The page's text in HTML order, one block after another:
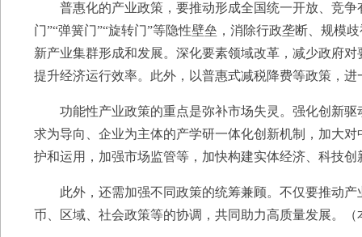
普惠化的产业政策，要推动形成全国统一开放、竞争
门”“弹簧门”“旋转门”等隐性壁垒，消除行政垄断、规模
新产业集群形成和发展。深化要素领域改革，减少政府
提升经济运行效率。此外，以普惠式减税降费等政策，进
功能性产业政策的重点是弥补市场失灵。强化创新驱
求为导向、企业为主体的产学研一体化创新机制，加大
护和运用，加强市场监管等，加快构建实体经济、科技
此外，还需加强不同政策的统筹兼顾。不仅要推动产
币、区域、社会政策等的协调，共同助力高质量发展。